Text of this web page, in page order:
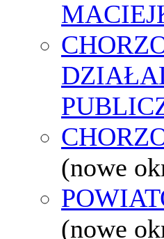
(nowe
(nowe